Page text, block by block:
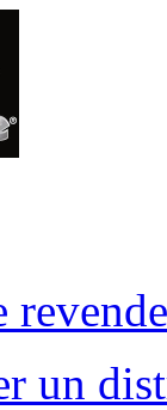
un